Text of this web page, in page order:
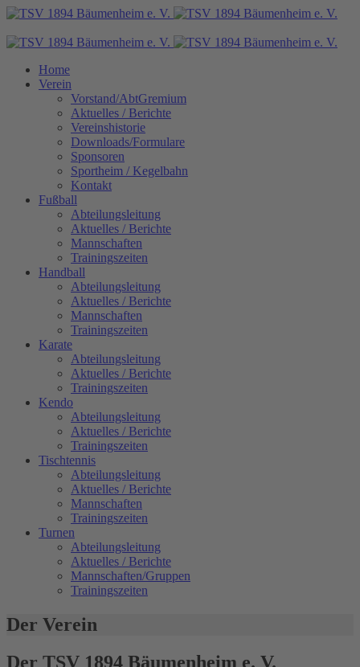
Home
Verein
Vorstand/AbtGremium
Aktuelles / Berichte
Vereinshistorie
Downloads/Formulare
Sponsoren
Sportheim / Kegelbahn
Kontakt
Fußball
Abteilungsleitung
Aktuelles / Berichte
Mannschaften
Trainingszeiten
Handball
Abteilungsleitung
Aktuelles / Berichte
Mannschaften
Trainingszeiten
Karate
Abteilungsleitung
Aktuelles / Berichte
Trainingszeiten
Kendo
Abteilungsleitung
Aktuelles / Berichte
Trainingszeiten
Tischtennis
Abteilungsleitung
Aktuelles / Berichte
Mannschaften
Trainingszeiten
Turnen
Abteilungsleitung
Aktuelles / Berichte
Mannschaften/Gruppen
Trainingszeiten
Der Verein
Der TSV 1894 Bäumenheim e. V.